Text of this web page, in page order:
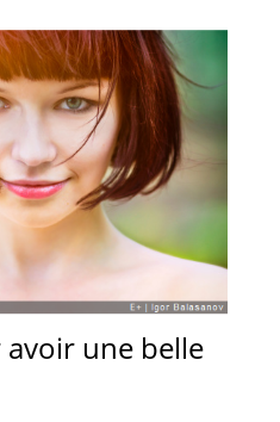
une belle